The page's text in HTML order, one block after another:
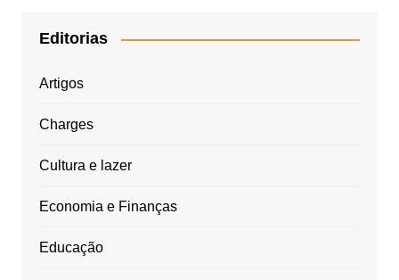
Editorias
Artigos
Charges
Cultura e lazer
Economia e Finanças
Educação